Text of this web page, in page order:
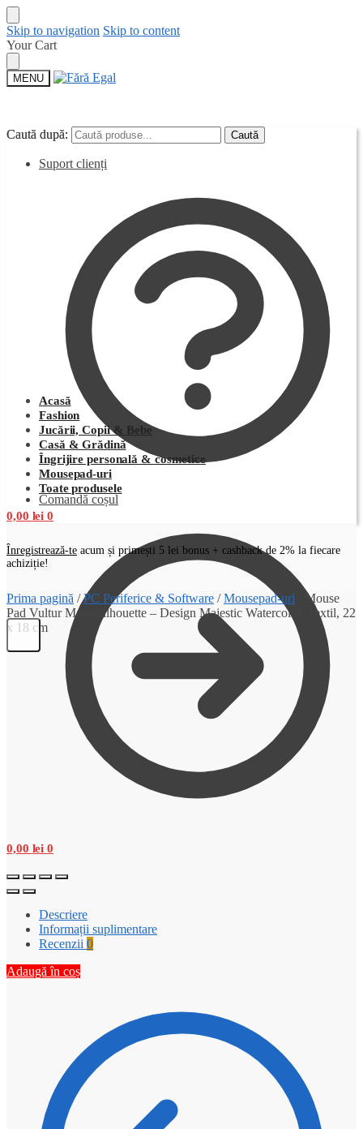
Skip to navigation Skip to content
Your Cart
MENU
Caută după: Caută
Suport clienți
Comandă coșul
0,00 lei 0
Caută după: Caută
Acasă
Fashion
Jucării, Copii & Bebe
Casă & Grădină
Îngrijire personală & cosmetice
Mousepad-uri
Toate produsele
0,00 lei 0
Înregistrează-te acum și primești 5 lei bonus + cashback de 2% la fiecare
achiziție!
Prima pagină /PC Periferice & Software /Mousepad-uri
Mouse
Pad Vultur Maro Silhouette – Design Majestic Watercolor, Textil, 22
x 18 cm
Descriere
Informații suplimentare
Recenzii 0
Adaugă în coș